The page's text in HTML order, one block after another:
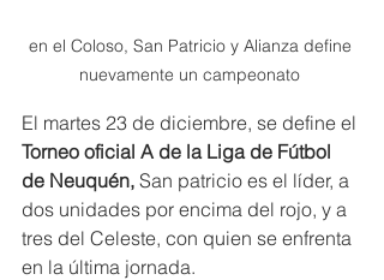
en el Coloso, San Patricio y Alianza define
nuevamente un campeonato
El martes 23 de diciembre, se define el
Torneo oficial A de la Liga de Fútbol
de Neuquén, San patricio es el líder, a
dos unidades por encima del rojo, y a
tres del Celeste, con quien se enfrenta
en la última jornada.